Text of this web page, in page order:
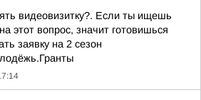
видеовизитку?. Если ты ищешь
этот вопрос, значит готовишься
заявку на 2 сезон